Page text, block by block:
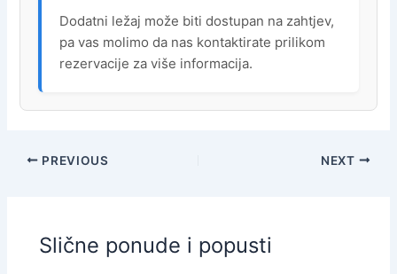
Dodatni ležaj može biti dostupan na zahtjev,
pa vas molimo da nas kontaktirate prilikom
rezervacije za više informacija.
PREVIOUS NEXT
Slične ponude i popusti